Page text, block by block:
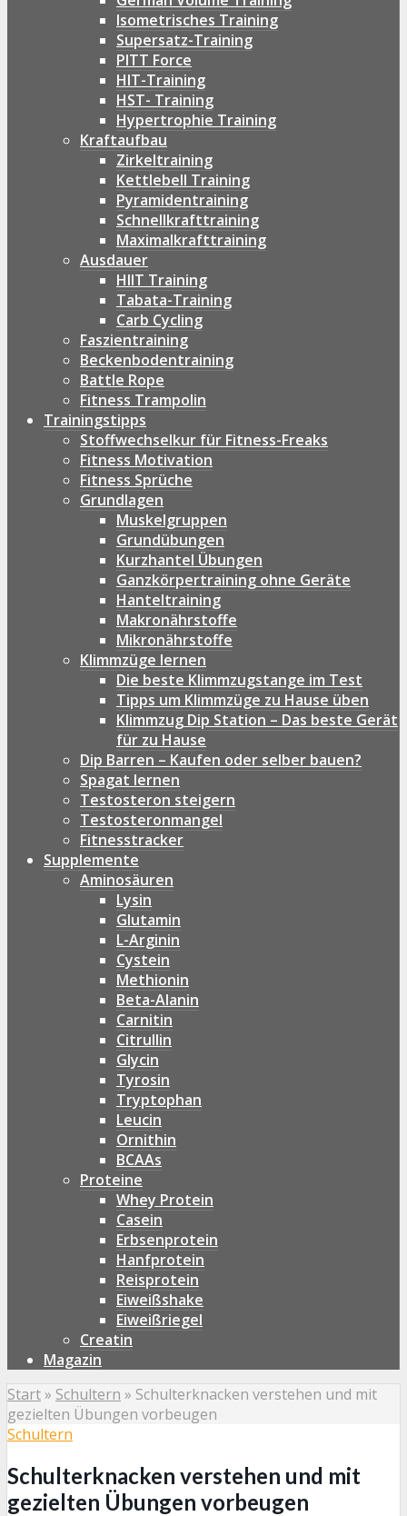
Isometrisches Training
Supersatz-Training
PITT Force
HIT-Training
HST- Training
Hypertrophie Training
Kraftaufbau
Zirkeltraining
Kettlebell Training
Pyramidentraining
Schnellkrafttraining
Maximalkrafttraining
Ausdauer
HIIT Training
Tabata-Training
Carb Cycling
Faszientraining
Beckenbodentraining
Battle Rope
Fitness Trampolin
Trainingstipps
Stoffwechselkur für Fitness-Freaks
Fitness Motivation
Fitness Sprüche
Grundlagen
Muskelgruppen
Grundübungen
Kurzhantel Übungen
Ganzkörpertraining ohne Geräte
Hanteltraining
Makronährstoffe
Mikronährstoffe
Klimmzüge lernen
Die beste Klimmzugstange im Test
Tipps um Klimmzüge zu Hause üben
Klimmzug Dip Station – Das beste Gerät
für zu Hause
Dip Barren – Kaufen oder selber bauen?
Spagat lernen
Testosteron steigern
Testosteronmangel
Fitnesstracker
Supplemente
Aminosäuren
Lysin
Glutamin
L-Arginin
Cystein
Methionin
Beta-Alanin
Carnitin
Citrullin
Glycin
Tyrosin
Tryptophan
Leucin
Ornithin
BCAAs
Proteine
Whey Protein
Casein
Erbsenprotein
Hanfprotein
Reisprotein
Eiweißshake
Eiweißriegel
Creatin
Magazin
Start» Schultern » Schulterknacken verstehen und mit
gezielten Übungen vorbeugen
Schultern
Schulterknacken verstehen und mit
gezielten Übungen vorbeugen